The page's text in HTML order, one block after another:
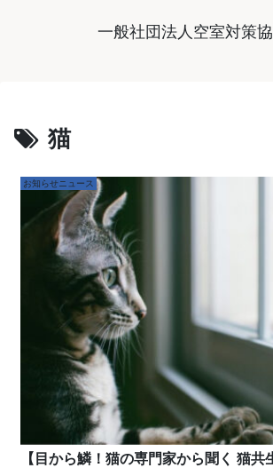
一般社団法人空室対策
猫
お知らせニュース
【目から鱗！猫の専門家から聞く 猫共